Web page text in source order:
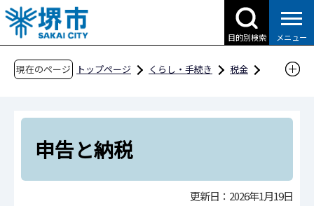
こ
の
ペ
目的別検索 メニュー
現在のページ トップページ くらし・手続き
税金
申告と納税
更新日：2026年1月19日